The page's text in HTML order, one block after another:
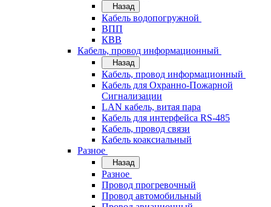
Назад
Кабель водопогружной
ВПП
КВВ
Кабель, провод информационный
Назад
Кабель, провод информационный
Кабель для Охранно-Пожарной
Сигнализации
LAN кабель, витая пара
Кабель для интерфейса RS-485
Кабель, провод связи
Кабель коаксиальный
Разное
Назад
Разное
Провод прогревочный
Провод автомобильный